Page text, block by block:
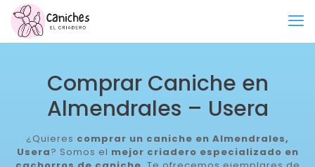
Comprar Caniche en
Almendrales – Usera
¿Quieres comprar un caniche en Almendrales,
Usera? Somos el mejor criadero especializado en